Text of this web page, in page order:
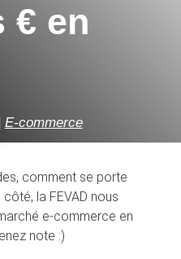
€ en
E-commerce
comment se porte
la FEVAD nous
e-commerce en
note :)